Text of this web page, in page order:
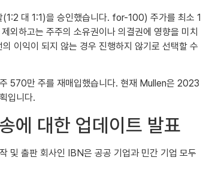
대 1:1)을 승인했습니다. for-100) 주가를 최소 1
외하고는 주주의 소유권이나 의결권에 영향을 미치
이익이 되지 않는 경우 진행하지 않기로 선택할 수
570만 주를 재매입했습니다. 현재 Mullen은 2023
입니다.
대한 업데이트 발표
출판 회사인 IBN은 공공 기업과 민간 기업 모두